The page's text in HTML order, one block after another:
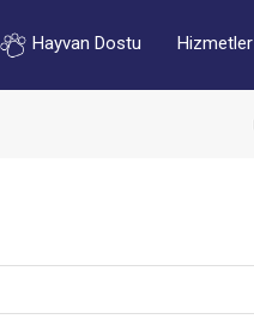
Hayvan Dostu Hizmetler